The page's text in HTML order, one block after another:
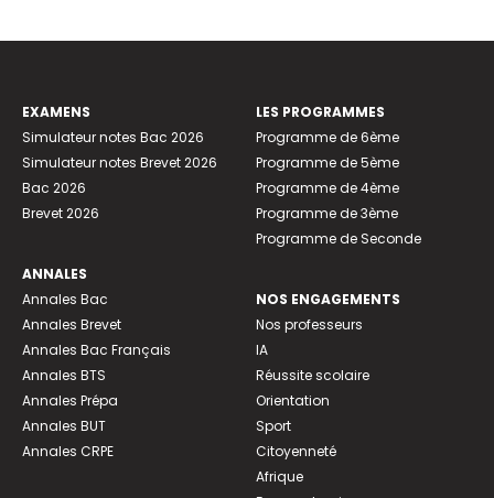
EXAMENS
Simulateur notes Bac 2026
Simulateur notes Brevet 2026
Bac 2026
Brevet 2026
ANNALES
Annales Bac
Annales Brevet
Annales Bac Français
Annales BTS
Annales Prépa
Annales BUT
Annales CRPE
LES PROGRAMMES
Programme de 6ème
Programme de 5ème
Programme de 4ème
Programme de 3ème
Programme de Seconde
NOS ENGAGEMENTS
Nos professeurs
IA
Réussite scolaire
Orientation
Sport
Citoyenneté
Afrique